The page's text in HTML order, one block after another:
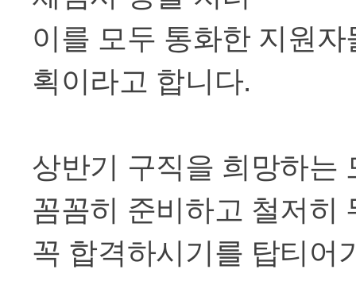
이를 모두 통화한 지원
획이라고 합니다.
상반기 구직을 희망하는
꼼꼼히 준비하고 철저히
꼭 합격하시기를 탑티어